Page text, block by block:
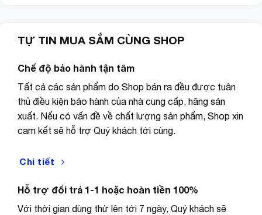
TỰ TIN MUA SẮM CÙNG SHOP
Chế độ bảo hành tận tâm
Tất cả các sản phẩm do Shop bán ra đều được tuân
thủ điều kiện bảo hành của nhà cung cấp, hãng sản
xuất. Nếu có vấn đề về chất lượng sản phẩm, Shop xin
cam kết sẽ hỗ trợ Quý khách tới cùng.
Chi tiết
Hỗ trợ đổi trả 1-1 hoặc hoàn tiền 100%
Với thời gian dùng thử lên tới 7 ngày, Quý khách sẽ